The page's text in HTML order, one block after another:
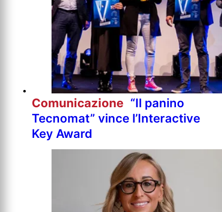
Comunicazione “Il panino
Tecnomat” vince l’Interactive
Key Award